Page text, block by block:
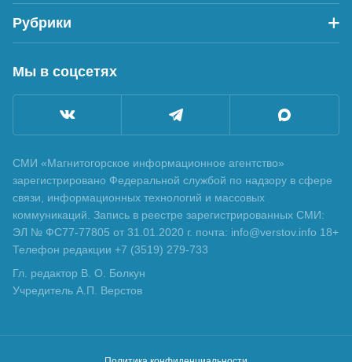
Рубрики
Мы в соцсетях
СМИ «Магнитогорское информационное агентство»
зарегистрировано Федеральной службой по надзору в сфере
связи, информационных технологий и массовых
коммуникаций. Запись в реестре зарегистрированных СМИ:
ЭЛ № ФС77-77805 от 31.01.2020 г. почта: info@verstov.info 18+
Телефон редакции +7 (3519) 279-733
Гл. редактор В. О. Болкун
Учредитель А.П. Верстов